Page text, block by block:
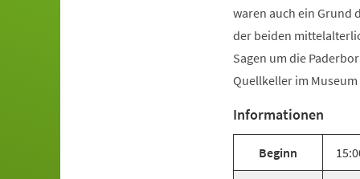
waren auch ein Grund
der beiden
Sagen um die
Quellkeller im
Informationen
Beginn